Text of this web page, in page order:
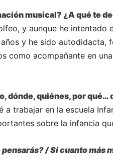
musical? ¿A qué te
y aunque he intentado
y he sido autodidacta,
como acompañante en
dónde, quiénes, por qué…
a trabajar en la escuela
sobre la infancia
pensarás? / Si cuanto más